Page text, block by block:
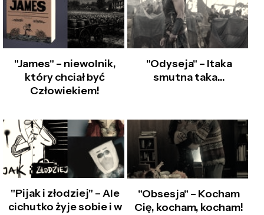
"James" – niewolnik,
który chciał być
Człowiekiem!
"Odyseja" – Itaka
smutna taka…
"Pijak i złodziej" – Ale
cichutko żyje sobie i w
"Obsesja" – Kocham
Cię, kocham, kocham!